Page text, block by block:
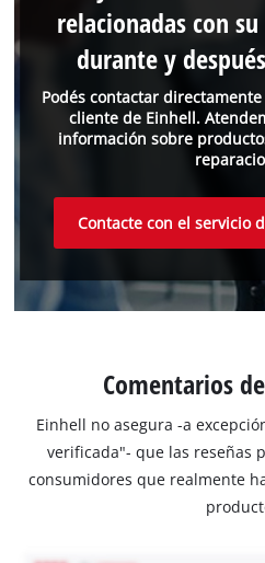
Podés contactar
cliente de Einhell.
información sobre
relacionadas con
durante y
Contacte con el servicio
Comentarios
Einhell no asegura -a
verificada"- que las reseñas
consumidores que realmente